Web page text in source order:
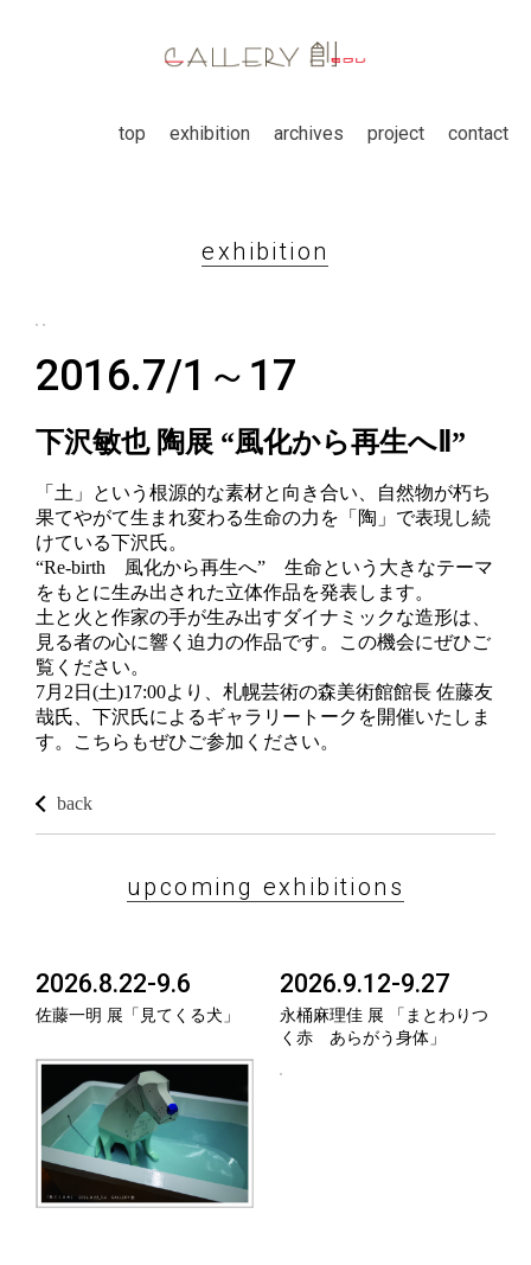
top exhibition archives project contact
exhibition
2016.7/1～17
下沢敏也 陶展 “風化から再生へⅡ”
「土」という根源的な素材と向き合い、自然物が朽ち
果てやがて生まれ変わる生命の力を「陶」で表現し続
けている下沢氏。
“Re-birth 風化から再生へ” 生命という大きなテーマ
をもとに生み出された立体作品を発表します。
土と火と作家の手が生み出すダイナミックな造形は、
見る者の心に響く迫力の作品です。この機会にぜひご
覧ください。
7月2日(土)17:00より、札幌芸術の森美術館館長 佐藤友
哉氏、下沢氏によるギャラリートークを開催いたしま
す。こちらもぜひご参加ください。
back
upcoming exhibitions
2026.8.22-9.6
佐藤一明 展「見てくる犬」
2026.9.12-9.27
永桶麻理佳 展 「まとわりつ
く赤 あらがう身体」